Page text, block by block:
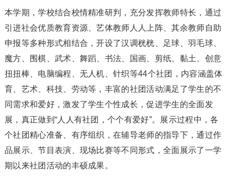
本学期，学校结合校情精准研判，充分发挥教师特长，通过
引进社会优质教育资源、艺体教师人人上阵、其余教师自助
申报等多种形式相结合，开设了汉调桄桄、足球、羽毛球、
魔方、围棋、武术、舞蹈、书法、国画、剪纸、黏土、创意
扭扭棒、电脑编程、无人机、针织等44个社团，内容涵盖体
育、艺术、科技、劳动等，丰富的社团活动满足了学生的不
同需求和爱好，激发了学生个性成长，促进学生的全面发
展，真正做到“人人有社团，个个有爱好”。展示过程中，各
个社团精心准备、有序组织，在辅导老师的指导下，通过作
品展示、节目表演、现场比赛等不同形式，全面展示了一学
期以来社团活动的丰硕成果。